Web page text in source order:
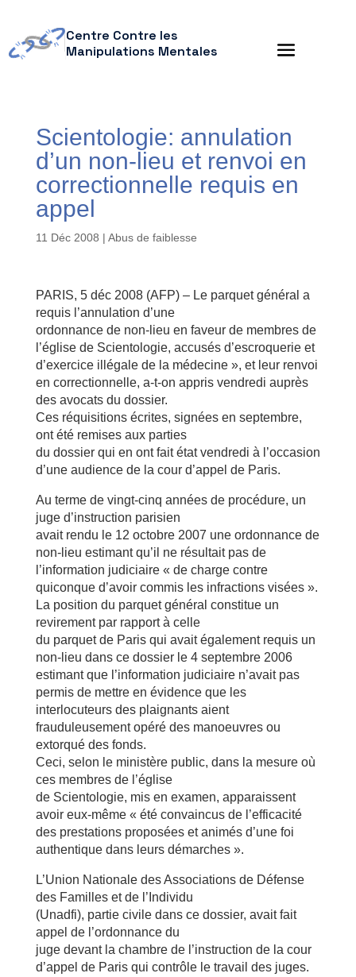
Centre Contre les
Manipulations Mentales
Scientologie: annulation
d’un non-lieu et renvoi en
correctionnelle requis en
appel
11 Déc 2008 | Abus de faiblesse
PARIS, 5 déc 2008 (AFP) – Le parquet général a
requis l’annulation d’une
ordonnance de non-lieu en faveur de membres de
l’église de Scientologie, accusés d’escroquerie et
d’exercice illégale de la médecine », et leur renvoi
en correctionnelle, a-t-on appris vendredi auprès
des avocats du dossier.
Ces réquisitions écrites, signées en septembre,
ont été remises aux parties
du dossier qui en ont fait état vendredi à l’occasion
d’une audience de la cour d’appel de Paris.
Au terme de vingt-cinq années de procédure, un
juge d’instruction parisien
avait rendu le 12 octobre 2007 une ordonnance de
non-lieu estimant qu’il ne résultait pas de
l’information judiciaire « de charge contre
quiconque d’avoir commis les infractions visées ».
La position du parquet général constitue un
revirement par rapport à celle
du parquet de Paris qui avait également requis un
non-lieu dans ce dossier le 4 septembre 2006
estimant que l’information judiciaire n’avait pas
permis de mettre en évidence que les
interlocuteurs des plaignants aient
frauduleusement opéré des manoeuvres ou
extorqué des fonds.
Ceci, selon le ministère public, dans la mesure où
ces membres de l’église
de Scientologie, mis en examen, apparaissent
avoir eux-même « été convaincus de l’efficacité
des prestations proposées et animés d’une foi
authentique dans leurs démarches ».
L’Union Nationale des Associations de Défense
des Familles et de l’Individu
(Unadfi), partie civile dans ce dossier, avait fait
appel de l’ordonnance du
juge devant la chambre de l’instruction de la cour
d’appel de Paris qui contrôle le travail des juges.